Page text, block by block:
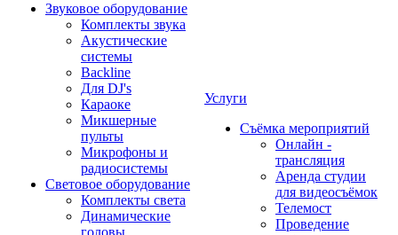
Звуковое оборудование
Комплекты звука
Акустические
системы
Backline
Для DJ's
Караоке
Микшерные
пульты
Микрофоны и
радиосистемы
Световое оборудование
Комплекты света
Динамические
головы
Услуги
Съёмка мероприятий
Онлайн -
трансляция
Аренда студии
для видеосъёмок
Телемост
Проведение